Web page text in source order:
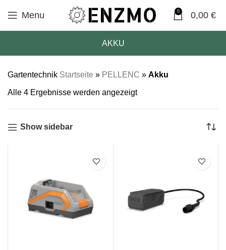
Menu 0 0,00 €
AKKU
Gartentechnik Startseite » PELLENC » Akku
Alle 4 Ergebnisse werden angezeigt
Show sidebar